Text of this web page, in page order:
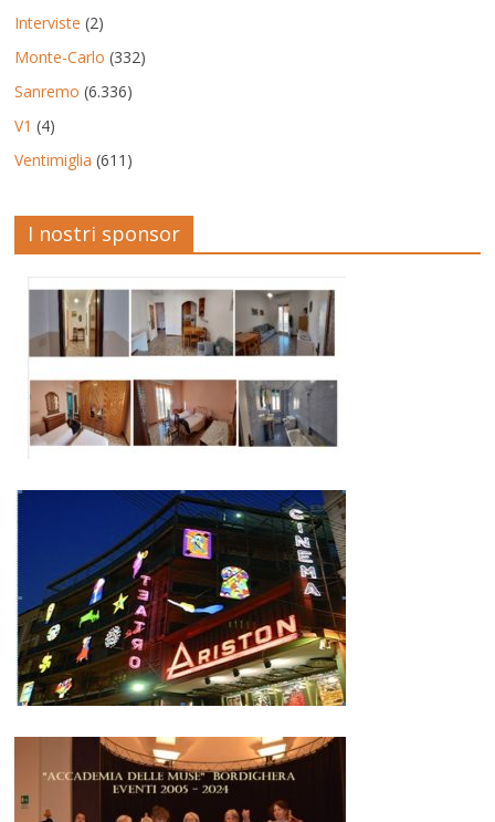
Interviste (2)
Monte-Carlo (332)
Sanremo (6.336)
V1 (4)
Ventimiglia (611)
I nostri sponsor